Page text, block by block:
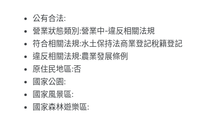
公有合法:
營業狀態類別:營業中-違反相關法規
符合相關法規:水土保持法商業登記稅籍登記
違反相關法規:農業發展條例
原住民地區:否
國家公園:
國家風景區:
國家森林遊樂區: